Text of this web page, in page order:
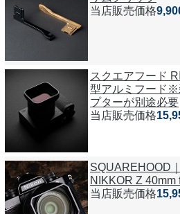
当店販売価格
スクエアフード
型アルミフード※
プターが別途必要
当店販売価格
SQUAREHOOD
NIKKOR Z 40mm
当店販売価格